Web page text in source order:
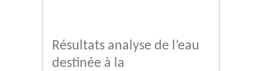
Résultats analyse de l’eau
destinée à la